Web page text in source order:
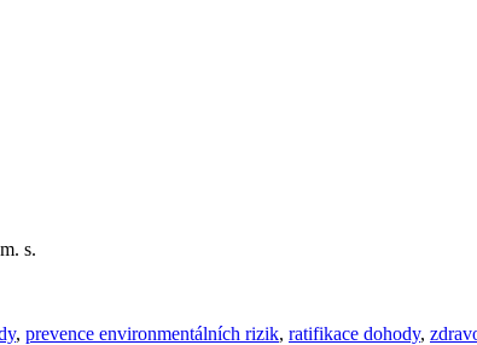
s.
, prevence environmentálních rizik, ratifikace dohody,